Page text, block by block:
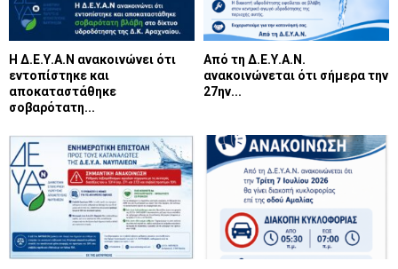
Η Δ.Ε.Υ.Α.Ν ανακοινώνει ότι
εντοπίστηκε και
αποκαταστάθηκε
σοβαρότατη...
Από τη Δ.Ε.Υ.Α.Ν.
ανακοινώνεται ότι σήμερα την
27ην...